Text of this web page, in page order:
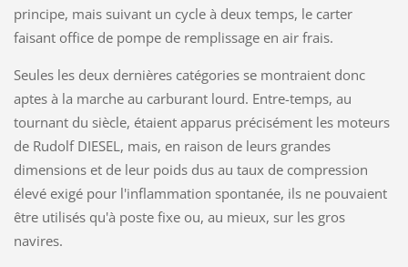
principe, mais suivant un cycle à deux temps, le carter
faisant office de pompe de remplissage en air frais.
Seules les deux dernières catégories se montraient donc
aptes à la marche au carburant lourd. Entre-temps, au
tournant du siècle, étaient apparus précisément les moteurs
de Rudolf DIESEL, mais, en raison de leurs grandes
dimensions et de leur poids dus au taux de compression
élevé exigé pour l'inflammation spontanée, ils ne pouvaient
être utilisés qu'à poste fixe ou, au mieux, sur les gros
navires.